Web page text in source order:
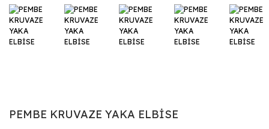
PEMBE KRUVAZE YAKA ELBİSE